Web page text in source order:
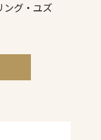
ング・ユズ